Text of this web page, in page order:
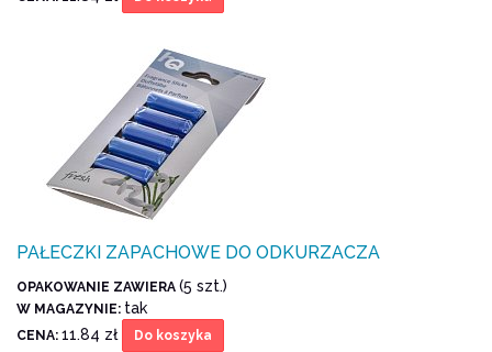
PAŁECZKI ZAPACHOWE DO ODKURZACZA
OPAKOWANIE ZAWIERA (5 szt.)
W MAGAZYNIE: tak
CENA: 11.84 zł Do koszyka